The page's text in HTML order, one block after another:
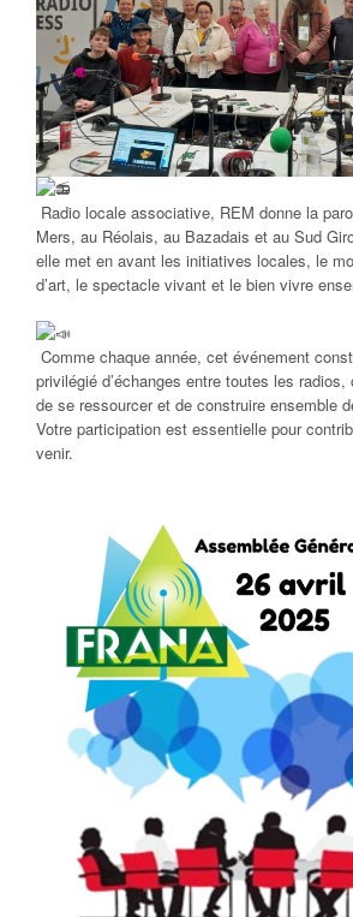
Radio locale associative, REM donne la
Mers, au Réolais, au Bazadais et au Sud
elle met en avant les initiatives locales, le
d’art, le spectacle vivant et le bien vivre
Comme chaque année, cet événement
privilégié d’échanges entre toutes les radios,
de se ressourcer et de construire ensemble
Votre participation est essentielle pour
venir.